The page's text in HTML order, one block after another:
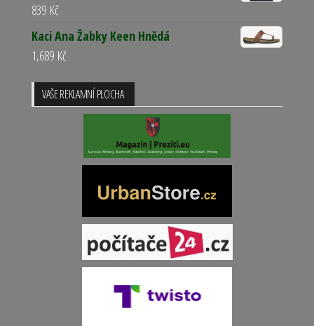
839 Kč
Kaci Ana Žabky Keen Hnědá
1,689 Kč
VAŠE REKLAMNÍ PLOCHA